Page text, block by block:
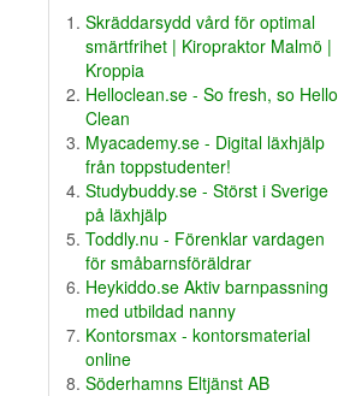
Skräddarsydd vård för optimal
smärtfrihet | Kiropraktor Malmö |
Kroppia
Helloclean.se - So fresh, so Hello
Clean
Myacademy.se - Digital läxhjälp
från toppstudenter!
Studybuddy.se - Störst i Sverige
på läxhjälp
Toddly.nu - Förenklar vardagen
för småbarnsföräldrar
Heykiddo.se Aktiv barnpassning
med utbildad nanny
Kontorsmax - kontorsmaterial
online
Söderhamns Eltjänst AB